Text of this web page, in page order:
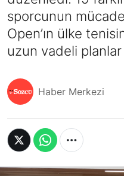
sporcunun
Open’ın ülke
uzun vadeli planlar
Haber Merkezi